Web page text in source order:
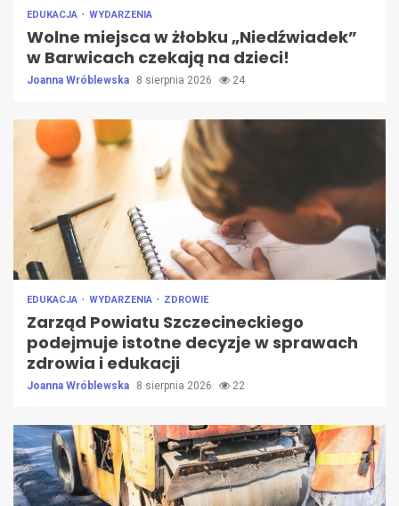
EDUKACJA WYDARZENIA
Wolne miejsca w żłobku „Niedźwiadek”
w Barwicach czekają na dzieci!
Joanna Wróblewska 8 sierpnia 2026 24
EDUKACJA WYDARZENIA ZDROWIE
Zarząd Powiatu Szczecineckiego
podejmuje istotne decyzje w sprawach
zdrowia i edukacji
Joanna Wróblewska 8 sierpnia 2026 22